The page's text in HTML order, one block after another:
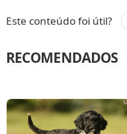
Este conteúdo foi útil?
RECOMENDADOS